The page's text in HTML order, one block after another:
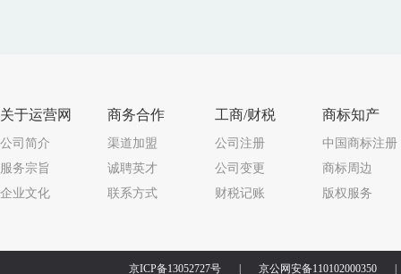
关于运营网
公司简介
服务宗旨
企业文化
商务合作
渠道加盟
诚聘英才
联系方式
工商/财税
公司注册
公司变更
财税记账
商标知产
中国商标注册
商标周边
版权服务
京ICP备13052727号 京公网安备110102000350